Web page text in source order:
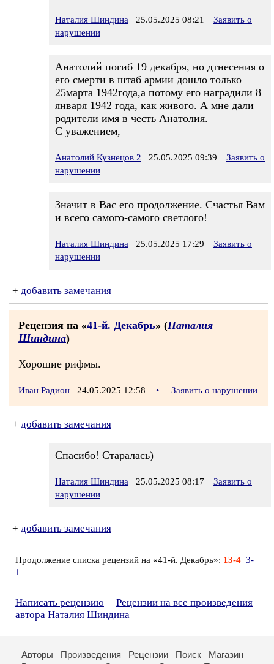
Наталия Шиндина 25.05.2025 08:21
Заявить о
нарушении
Анатолий погиб 19 декабря, но дтнесения о
его смерти в штаб армии дошло только
25марта 1942года,а потому его наградили 8
января 1942 года, как живого. А мне дали
родители имя в честь Анатолия.
С уважением,
Анатолий Кузнецов 2 25.05.2025 09:39
Заявить о
нарушении
Значит в Вас его продолжение. Счастья Вам
и всего самого-самого светлого!
Наталия Шиндина 25.05.2025 17:29
Заявить о
нарушении
+ добавить замечания
Рецензия на «41-й. Декабрь» (Наталия
Шиндина)
Хорошие рифмы.
Иван Радион 24.05.2025 12:58 • Заявить о нарушении
+ добавить замечания
Спасибо! Старалась)
Наталия Шиндина 25.05.2025 08:17
Заявить о
нарушении
+ добавить замечания
Продолжение списка рецензий на «41-й. Декабрь»: 13-4 3-
1
Написать рецензию
Рецензии на все произведения
автора Наталия Шиндина
Авторы Произведения Рецензии Поиск
Магазин